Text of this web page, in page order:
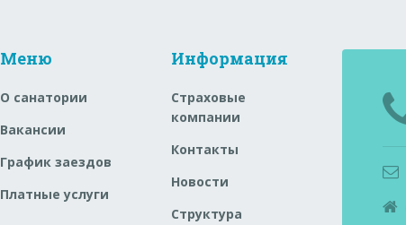
Меню
О санатории
Вакансии
График заездов
Платные услуги
Информация
Страховые
компании
Контакты
Новости
Структура